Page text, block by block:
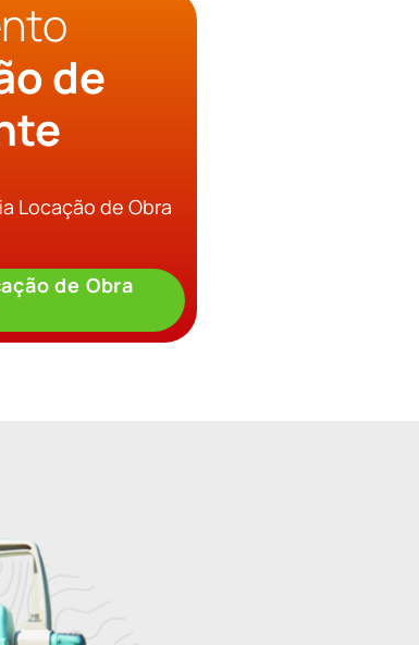
de
Locação de Obra
de Obra